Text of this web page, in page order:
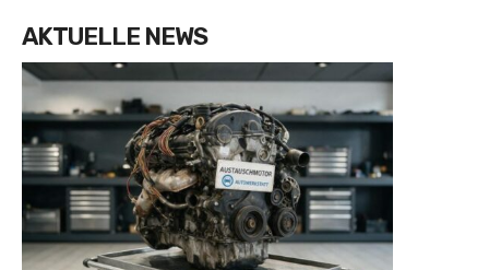
AKTUELLE NEWS